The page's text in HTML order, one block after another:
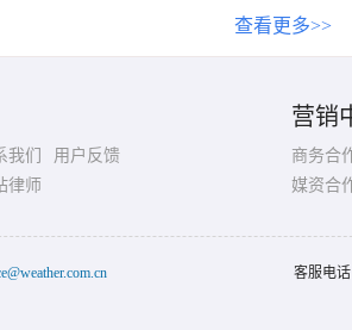
查看更多>>
我们
用户反馈
律师
营销
商务合
媒资合
客服电